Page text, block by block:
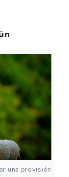
una provisión